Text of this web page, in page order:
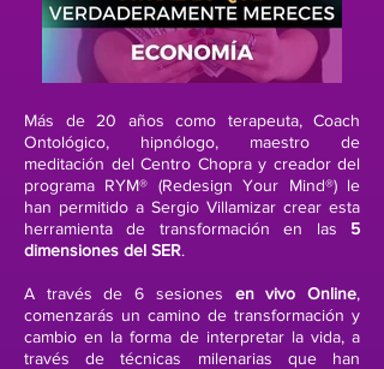
Más de 20 años como terapeuta, Coach
Ontológico, hipnólogo, maestro de
meditación del Centro Chopra y creador del
programa RYM® (Redesign Your Mind®) le
han permitido a Sergio Villamizar crear esta
herramienta de transformación en las 5
dimensiones del SER.
A través de 6 sesiones en vivo Online,
comenzarás un camino de transformación y
cambio en la forma de interpretar la vida, a
través de técnicas milenarias que han